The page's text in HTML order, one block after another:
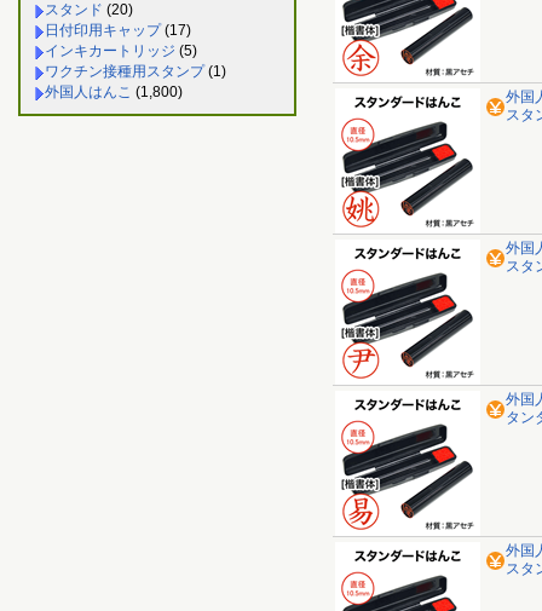
スタンド (20)
日付印用キャップ(17)
インキカートリッジ (5)
ワクチン接種用スタンプ(1)
外国人はんこ (1,800)
外国
スタ
外国
スタ
外国
タン
外国
スタ